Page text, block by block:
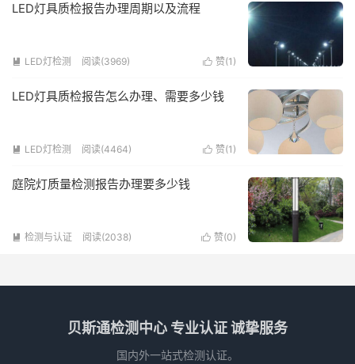
LED灯具质检报告办理周期以及流程
 赞(1 )
 LED灯检测 阅读(3969)
LED灯具质检报告怎么办理、需要多少钱
 赞(1 )
 LED灯检测 阅读(4464)
庭院灯质量检测报告办理要多少钱
 赞(0)
 检测与认证 阅读(2038)
贝斯通检测中心 专业认证 诚挚服务
国内外一站式检测认证。